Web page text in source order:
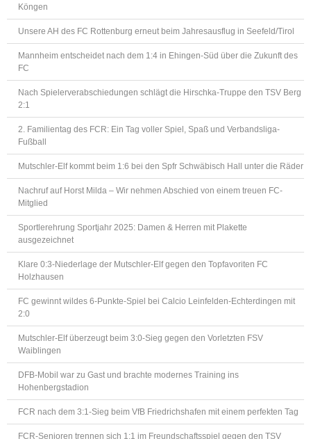
Köngen
Unsere AH des FC Rottenburg erneut beim Jahresausflug in Seefeld/Tirol
Mannheim entscheidet nach dem 1:4 in Ehingen-Süd über die Zukunft des
FC
Nach Spielerverabschiedungen schlägt die Hirschka-Truppe den TSV Berg
2:1
2. Familientag des FCR: Ein Tag voller Spiel, Spaß und Verbandsliga-
Fußball
Mutschler-Elf kommt beim 1:6 bei den Spfr Schwäbisch Hall unter die Räder
Nachruf auf Horst Milda – Wir nehmen Abschied von einem treuen FC-
Mitglied
Sportlerehrung Sportjahr 2025: Damen & Herren mit Plakette
ausgezeichnet
Klare 0:3-Niederlage der Mutschler-Elf gegen den Topfavoriten FC
Holzhausen
FC gewinnt wildes 6-Punkte-Spiel bei Calcio Leinfelden-Echterdingen mit
2:0
Mutschler-Elf überzeugt beim 3:0-Sieg gegen den Vorletzten FSV
Waiblingen
DFB-Mobil war zu Gast und brachte modernes Training ins
Hohenbergstadion
FCR nach dem 3:1-Sieg beim VfB Friedrichshafen mit einem perfekten Tag
FCR-Senioren trennen sich 1:1 im Freundschaftsspiel gegen den TSV